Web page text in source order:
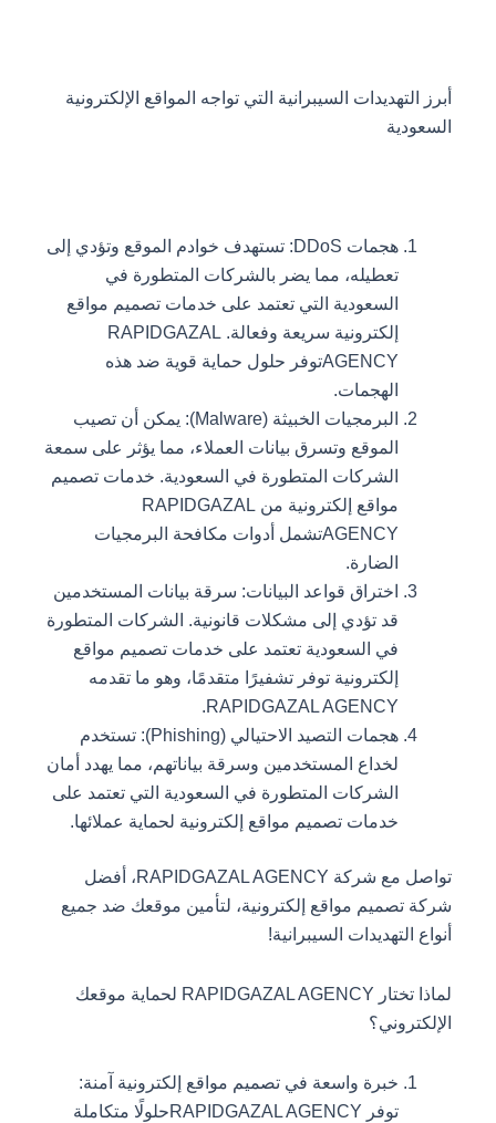
أبرز التهديدات السيبرانية التي تواجه المواقع الإلكترونية
السعودية
هجمات DDoS: تستهدف خوادم الموقع وتؤدي إلى
تعطيله، مما يضر بالشركات المتطورة في
السعودية التي تعتمد على خدمات تصميم مواقع
إلكترونية سريعة وفعالة. RAPIDGAZAL
AGENCYتوفر حلول حماية قوية ضد هذه
الهجمات.
البرمجيات الخبيثة (Malware): يمكن أن تصيب
الموقع وتسرق بيانات العملاء، مما يؤثر على سمعة
الشركات المتطورة في السعودية. خدمات تصميم
مواقع إلكترونية من RAPIDGAZAL
AGENCYتشمل أدوات مكافحة البرمجيات
الضارة.
اختراق قواعد البيانات: سرقة بيانات المستخدمين
قد تؤدي إلى مشكلات قانونية. الشركات المتطورة
في السعودية تعتمد على خدمات تصميم مواقع
إلكترونية توفر تشفيرًا متقدمًا، وهو ما تقدمه
RAPIDGAZAL AGENCY.
هجمات التصيد الاحتيالي (Phishing): تستخدم
لخداع المستخدمين وسرقة بياناتهم، مما يهدد أمان
الشركات المتطورة في السعودية التي تعتمد على
خدمات تصميم مواقع إلكترونية لحماية عملائها.
تواصل مع شركة RAPIDGAZAL AGENCY، أفضل
شركة تصميم مواقع إلكترونية، لتأمين موقعك ضد جميع
أنواع التهديدات السيبرانية!
لماذا تختار RAPIDGAZAL AGENCY لحماية موقعك
الإلكتروني؟
خبرة واسعة في تصميم مواقع إلكترونية آمنة:
توفر RAPIDGAZAL AGENCYحلولًا متكاملة